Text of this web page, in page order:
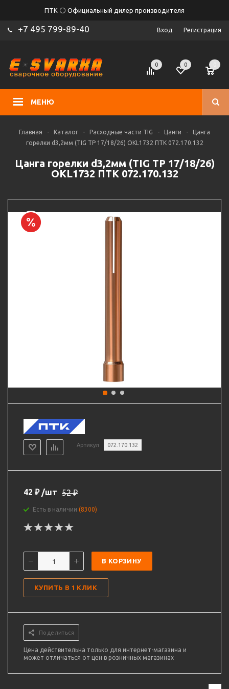
ПТК ⚪ Официальный дилер производителя
+7 495 799-89-40 Вход Регистрация
МЕНЮ
0 0
Главная - Каталог - Расходные части TIG - Цанги -
Цанга
горелки d3,2мм (TIG TP 17/18/26) OKL1732 ПТК 072.170.132
Цанга горелки d3,2мм (TIG TP 17/18/26)
OKL1732 ПТК 072.170.132
Артикул 072.170.132
42 ₽ /шт 52₽
Есть в наличии (8300)
В КОРЗИНУ
КУПИТЬ В 1 КЛИК
Поделиться
Цена действительна только для интернет-магазина и
может отличаться от цен в розничных магазинах